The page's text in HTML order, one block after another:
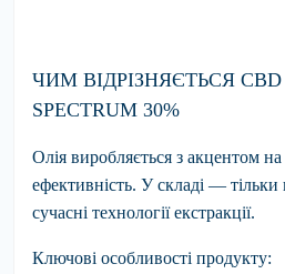
ЧИМ ВІДРІЗНЯЄТЬСЯ CBD
SPECTRUM 30%
Олія виробляється з акцентом на
ефективність. У складі — тільки
сучасні технології екстракції.
Ключові особливості продукту: